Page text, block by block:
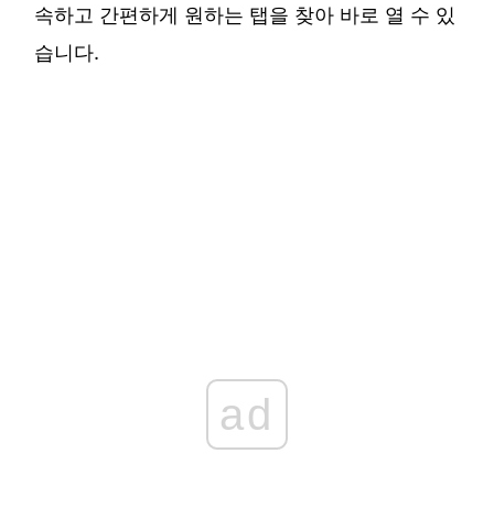
속하고 간편하게 원하는 탭을 찾아 바로 열 수 있
습니다.
ad